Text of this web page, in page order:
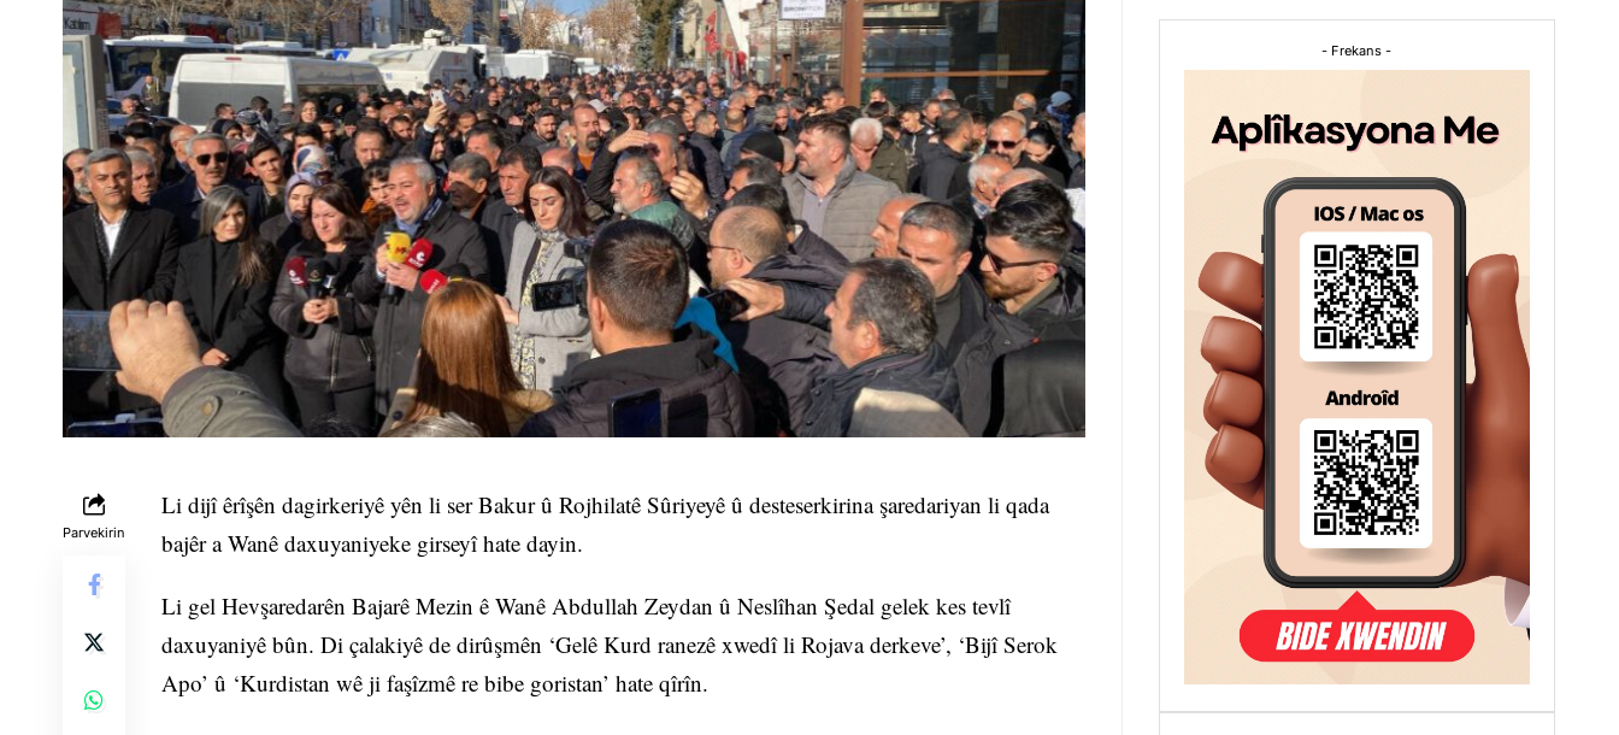
Parvekirin
Li dijî êrîşên dagirkeriyê yên li ser Bakur û Rojhilatê Sûriyeyê û desteserkirina şaredariyan li qada
bajêr a Wanê daxuyaniyeke girseyî hate dayin.
Li gel Hevşaredarên Bajarê Mezin ê Wanê Abdullah Zeydan û Neslîhan Şedal gelek kes tevlî
daxuyaniyê bûn. Di çalakiyê de dirûşmên ‘Gelê Kurd ranezê xwedî li Rojava derkeve’, ‘Bijî Serok
Apo’ û ‘Kurdistan wê ji faşîzmê re bibe goristan’ hate qîrîn.
- Frekans -